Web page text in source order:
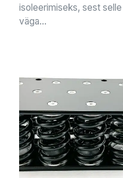
isoleerimiseks, sest selle
väga...